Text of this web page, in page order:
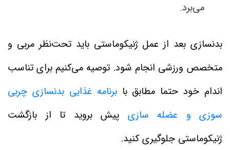
می‌برد.
بدنسازی بعد از عمل ژنیکوماستی باید تحت‌نظر مربی و
متخصص ورزشی انجام شود. توصیه می‌کنیم برای تناسب
اندام خود حتما مطابق بابرنامه غذایی بدنسازی چربی
سوزی و عضله سازی پیش بروید تا از بازگشت
ژنیکوماستی جلوگیری کنید.